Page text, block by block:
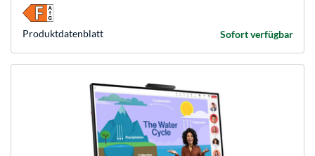
Sofort verfügbar
Produkt­datenblatt